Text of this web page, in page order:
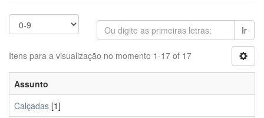
Ir
Itens para a visualização no momento 1-17 of 17
Assunto
Calçadas [1]